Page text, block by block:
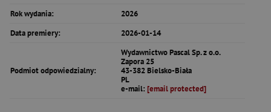
Rok wydania:
2026
Data premiery:
2026-01-14
Podmiot odpowiedzialny:
Wydawnictwo Pascal Sp. z o.o.
Zapora 25
43-382 Bielsko-Biała
PL
e-mail: [email protected]